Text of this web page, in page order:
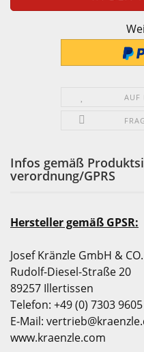
AUF
Infos gemäß
verordnung/GPRS
Hersteller gemäß GPSR:
Josef Kränzle GmbH &
Rudolf-Diesel-Straße 20
89257 Illertissen
Telefon: +49 (0) 7303
E-Mail:
www.kraenzle.com